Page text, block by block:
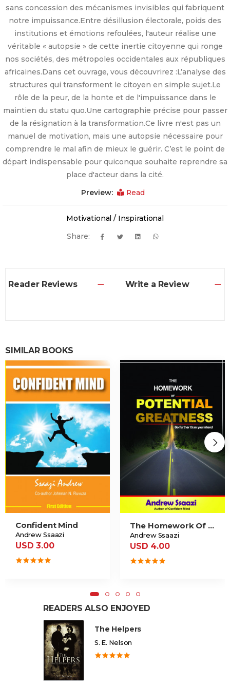
sans concession des mécanismes invisibles qui fabriquent
notre impuissance. ​Entre désillusion électorale, poids des
institutions et émotions refoulées, l'auteur réalise une
véritable « autopsie » de cette inertie citoyenne qui ronge
nos sociétés, des métropoles occidentales aux républiques
africaines. ​Dans cet ouvrage, vous découvrirez : ​L’analyse des
structures qui transforment le citoyen en simple sujet. ​Le
rôle de la peur, de la honte et de l'impuissance dans le
maintien du statu quo. ​Une cartographie précise pour passer
de la résignation à la transformation. ​Ce livre n'est pas un
manuel de motivation, mais une autopsie nécessaire pour
comprendre le mal afin de mieux le guérir. C’est le point de
départ indispensable pour quiconque souhaite reprendre sa
place d'acteur dans la cité.
Preview: Read
Motivational / Inspirational
Share:
Reader Reviews Write a Review
SIMILAR BOOKS
Confident Mind
Andrew Ssaazi
USD 3.00
The Homework Of Potential Greatness
Andrew Ssaazi
USD 4.00
READERS ALSO ENJOYED
The Helpers
S. E. Nelson